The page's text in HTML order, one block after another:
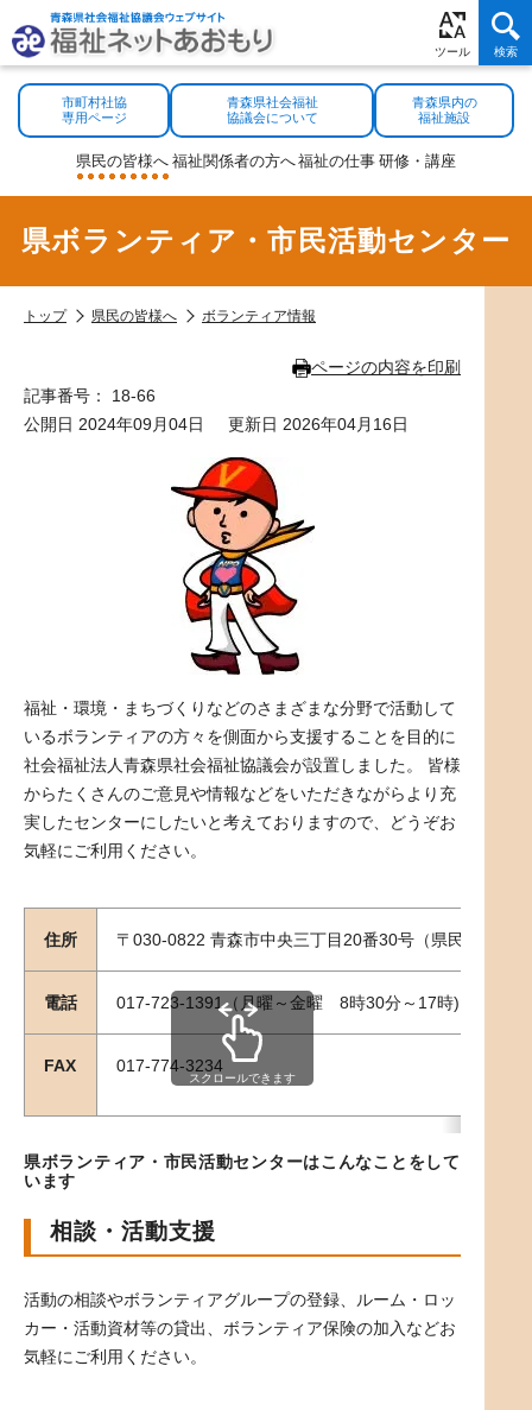
市町村社協
専用ページ
青森県社会福祉
協議会について
青森県内の
福祉施設
県民の皆様へ 福祉関係者の方へ福祉の仕事 研修・ 講座
県ボランティア・市民活動センター
トップ 県民の皆様へ ボランティア情報
ページの内容を印刷
記事番号： 18-66
公開日 2024年09月04日
更新日 2026年04月16日
福祉・環境・まちづくりなどのさまざまな分野で活動して
いるボランティアの方々を側面から支援することを目的に
社会福祉法人青森県社会福祉協議会が設置しました。 皆様
からたくさんのご意見や情報などをいただきながらより充
実したセンターにしたいと考えておりますので、どうぞお
気軽にご利用ください。
住所 〒030-0822 青森市中央三丁目20番30号（県民福祉プ
電話 017-723-1391（月曜～金曜 8時30分～17時)
FAX 017-774-3234
スクロールできます
県ボランティア・市民活動センターはこんなことをして
います
相談・活動支援
活動の相談やボランティアグループの登録、ルーム・ロッ
カー・活動資材等の貸出、ボランティア保険の加入などお
気軽にご利用ください。